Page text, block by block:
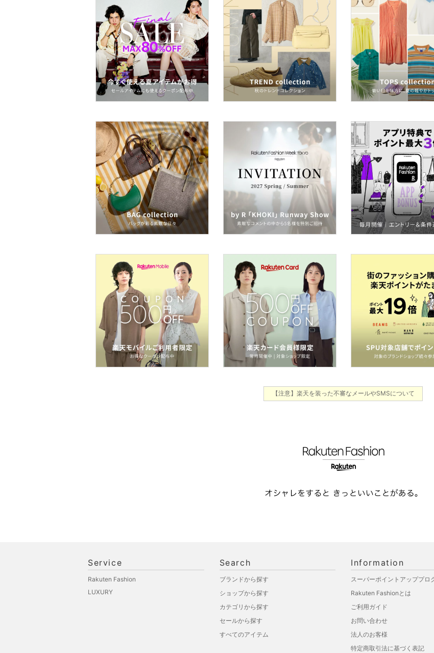
ヘアアクセサリー
マタニティウェア・ベビ
ー用品
スーツ・フォーマル
水着・スイムグッズ
スキンケア
ベースメイク
メイクアップ
ネイル
ボディケア・オーラルケ
ヘアケア
フレグランス
メイク道具・美容器具
コフレ・キット・セット
食器・調理器具・キッチ
ン用品
【注意】楽天を装った不審なメールやSMSについて
Service
Rakuten Fashion
LUXURY
Search
ブランドから探す
ショップから探す
カテゴリから探す
セールから探す
すべてのアイテム
Information
スーパーポイントアッププロ
Rakuten Fashionとは
ご利用ガイド
お問い合わせ
法人のお客様
特定商取引法に基づく表記